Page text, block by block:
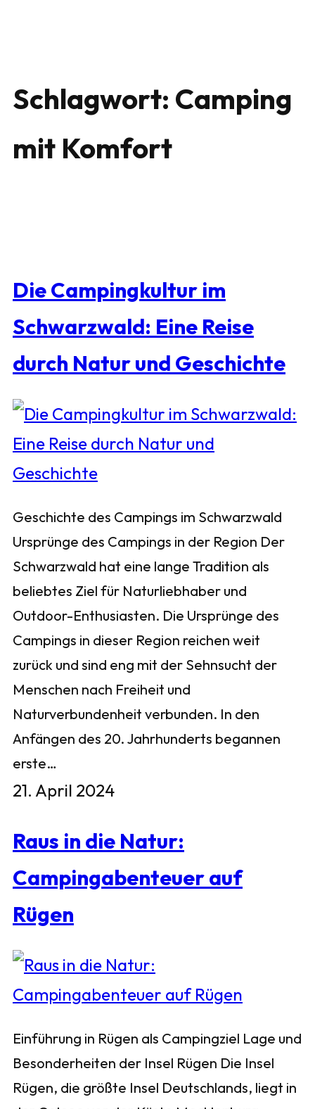
Schlagwort: Camping
mit Komfort
Die Campingkultur im
Schwarzwald: Eine Reise
durch Natur und Geschichte
Geschichte des Campings im Schwarzwald
Ursprünge des Campings in der Region Der
Schwarzwald hat eine lange Tradition als
beliebtes Ziel für Naturliebhaber und
Outdoor-Enthusiasten. Die Ursprünge des
Campings in dieser Region reichen weit
zurück und sind eng mit der Sehnsucht der
Menschen nach Freiheit und
Naturverbundenheit verbunden. In den
Anfängen des 20. Jahrhunderts begannen
erste…
21. April 2024
Raus in die Natur:
Campingabenteuer auf
Rügen
Einführung in Rügen als Campingziel Lage und
Besonderheiten der Insel Rügen Die Insel
Rügen, die größte Insel Deutschlands, liegt in